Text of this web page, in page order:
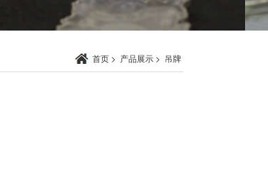
首页 > 产品展示 > 吊牌